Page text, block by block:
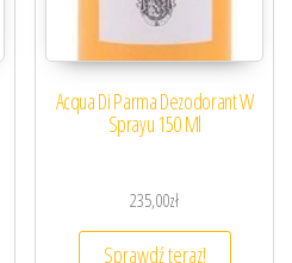
Acqua Di Parma Dezodorant W
Sprayu 150 Ml
235,00zł
Sprawdź teraz!